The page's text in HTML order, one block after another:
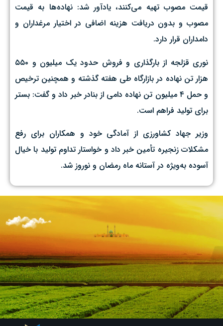
قیمت مصوب تهیه می‌کنند، یادآور شد: نهاده‌ها به قیمت
مصوب و بدون دریافت هزینه اضافی در اختیار مرغداران و
دامداران قرار دارد.
نوری قزلجه از بارگذاری و فروش حدود یک میلیون و ۵۵۰
هزار تن نهاده در بازارگاه طی هفته گذشته و همچنین ترخیص
و حمل ۴ میلیون تن نهاده دامی از بنادر خبر داد و گفت: بستر
برای تولید فراهم است.
وزیر جهاد کشاورزی از آمادگی خود و همکاران برای رفع
مشکلات زنجیره تأمین خبر داد و خواستار تداوم تولید با خیال
آسوده به‌ویژه در آستانه ماه رمضان و نوروز شد.